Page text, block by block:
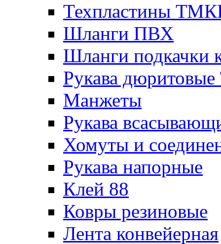
Техпластины
Шланги ПВХ
Шланги подкачки
Рукава
Манжеты
Рукава
Хомуты и
Рукава напорные
Клей 88
Ковры резиновые
Лента конвейерная